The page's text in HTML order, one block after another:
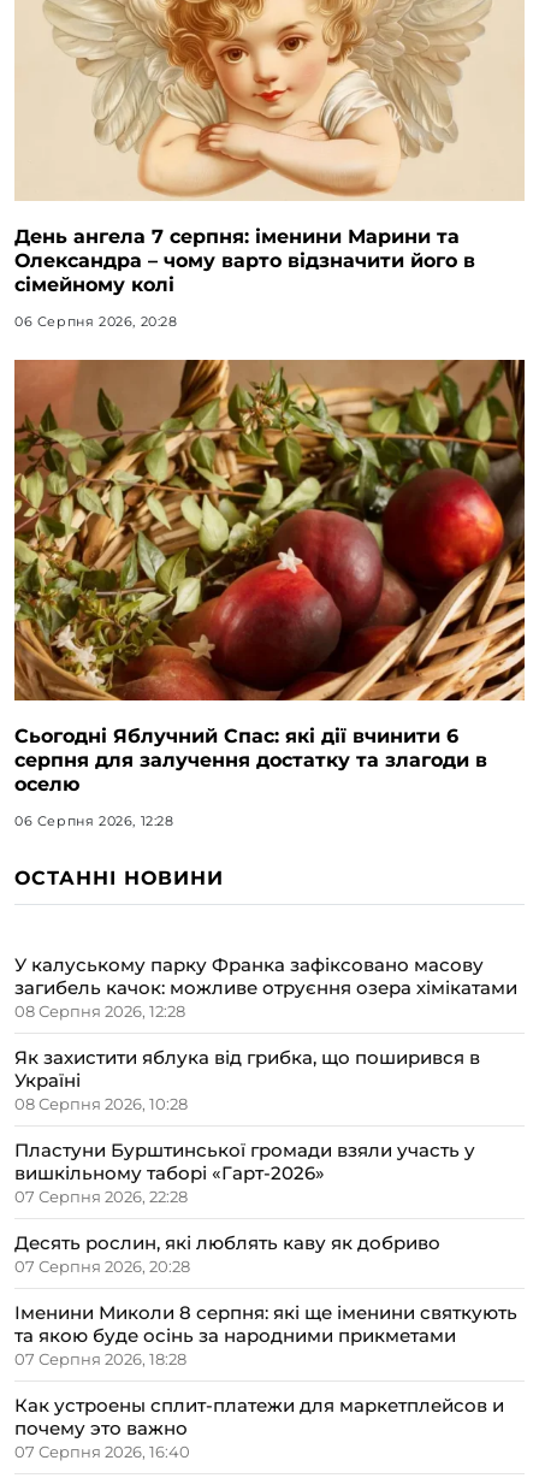
День ангела 7 серпня: іменини Марини та
Олександра – чому варто відзначити його в
сімейному колі
06 Серпня 2026, 20:28
Сьогодні Яблучний Спас: які дії вчинити 6
серпня для залучення достатку та злагоди в
оселю
06 Серпня 2026, 12:28
ОСТАННІ НОВИНИ
У калуському парку Франка зафіксовано масову
загибель качок: можливе отруєння озера хімікатами
08 Серпня 2026, 12:28
Як захистити яблука від грибка, що поширився в
Україні
08 Серпня 2026, 10:28
Пластуни Бурштинської громади взяли участь у
вишкільному таборі «Гарт-2026»
07 Серпня 2026, 22:28
Десять рослин, які люблять каву як добриво
07 Серпня 2026, 20:28
Іменини Миколи 8 серпня: які ще іменини святкують
та якою буде осінь за народними прикметами
07 Серпня 2026, 18:28
Как устроены сплит-платежи для маркетплейсов и
почему это важно
07 Серпня 2026, 16:40